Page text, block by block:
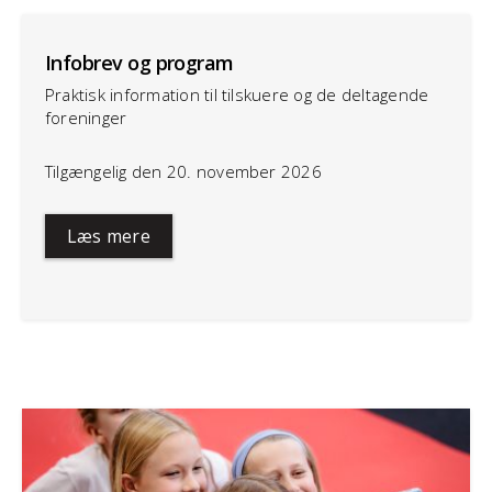
Infobrev og program
Praktisk information til tilskuere og de deltagende
foreninger
Tilgængelig den 20. november 2026
Læs mere